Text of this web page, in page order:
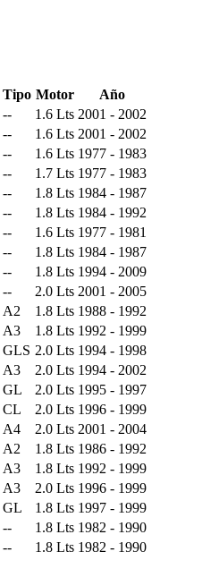
Tipo Motor
Año
-- 1.6 Lts 2001 - 2002
-- 1.6 Lts 2001 - 2002
-- 1.6 Lts 1977 - 1983
-- 1.7 Lts 1977 - 1983
-- 1.8 Lts 1984 - 1987
-- 1.8 Lts 1984 - 1992
-- 1.6 Lts 1977 - 1981
-- 1.8 Lts 1984 - 1987
-- 1.8 Lts 1994 - 2009
-- 2.0 Lts 2001 - 2005
A2 1.8 Lts 1988 - 1992
A3 1.8 Lts 1992 - 1999
GLS 2.0 Lts 1994 - 1998
A3 2.0 Lts 1994 - 2002
GL 2.0 Lts 1995 - 1997
CL 2.0 Lts 1996 - 1999
A4 2.0 Lts 2001 - 2004
A2 1.8 Lts 1986 - 1992
A3 1.8 Lts 1992 - 1999
A3 2.0 Lts 1996 - 1999
GL 1.8 Lts 1997 - 1999
-- 1.8 Lts 1982 - 1990
-- 1.8 Lts 1982 - 1990